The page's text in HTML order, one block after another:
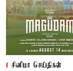
சினிமா செய்திகள்